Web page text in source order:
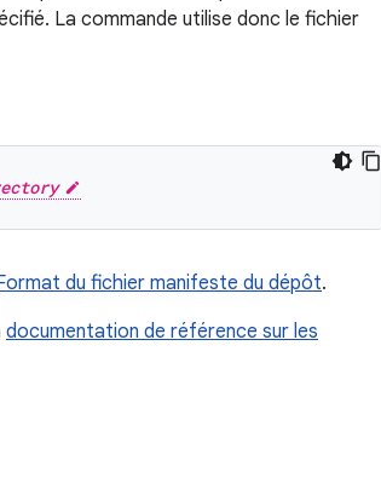
La commande utilise donc le fichier
du fichier manifeste du dépôt.
documentation de référence sur les